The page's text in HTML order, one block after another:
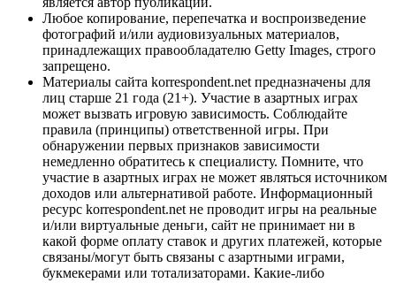
Любое копирование, перепечатка и воспроизведение
фотографий и/или аудиовизуальных материалов,
принадлежащих правообладателю Getty Images, строго
запрещено.
Материалы сайта korrespondent.net предназначены для
лиц старше 21 года (21+). Участие в азартных играх
может вызвать игровую зависимость. Соблюдайте
правила (принципы) ответственной игры. При
обнаружении первых признаков зависимости
немедленно обратитесь к специалисту. Помните, что
участие в азартных играх не может являться источником
доходов или альтернативой работе. Информационный
ресурс korrespondent.net не проводит игры на реальные
и/или виртуальные деньги, сайт не принимает ни в
какой форме оплату ставок и других платежей, которые
связаны/могут быть связаны с азартными играми,
букмекерами или тотализаторами. Какие-либо